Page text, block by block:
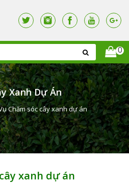
0
Xanh Dự Án
Chăm sóc cây xanh dự án
xanh dự án